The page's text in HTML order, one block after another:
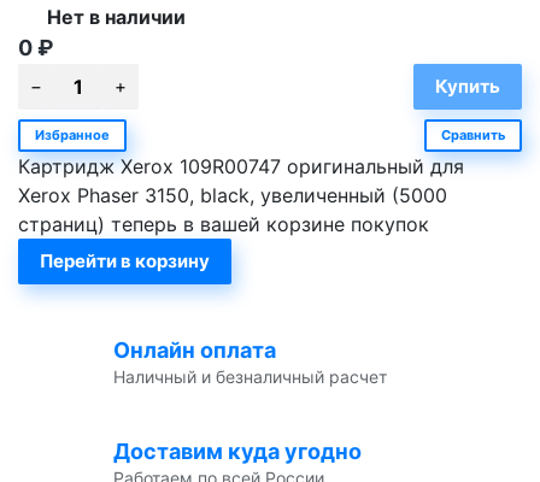
Нет в наличии
0₽
Избранное Сравнить
Картридж Xerox 109R00747 оригинальный для
Xerox Phaser 3150, black, увеличенный (5000
страниц) теперь в вашей корзине покупок
Перейти в корзину
Онлайн оплата
Наличный и безналичный расчет
Доставим куда угодно
Работаем по всей России